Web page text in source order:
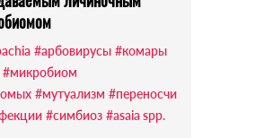
#арбовирусы #комары
#микробиом
#мутуализм #переносчи
#симбиоз #asaia spp.